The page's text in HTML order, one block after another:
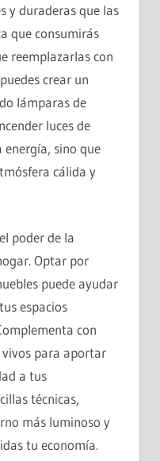
y duraderas que las
que consumirás
reemplazarlas con
crear un
lámparas de
luces de
sino que
cálida y
poder de la
Optar por
puede ayudar
espacios
con
vivos para aportar
a tus
técnicas,
más luminoso y
tu economía.